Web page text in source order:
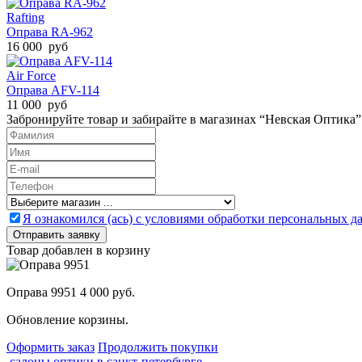
Rafting
Оправа RA-962
16 000 руб
Air Force
Оправа AFV-114
11 000 руб
Забронируйте товар и забирайте в магазинах “Невская Оптика”
Я ознакомился (ась) с условиями обработки персональных
Товар добавлен в корзину
Оправа 9951 4 000 руб.
Обновление корзины.
Оформить заказ Продолжить покупки